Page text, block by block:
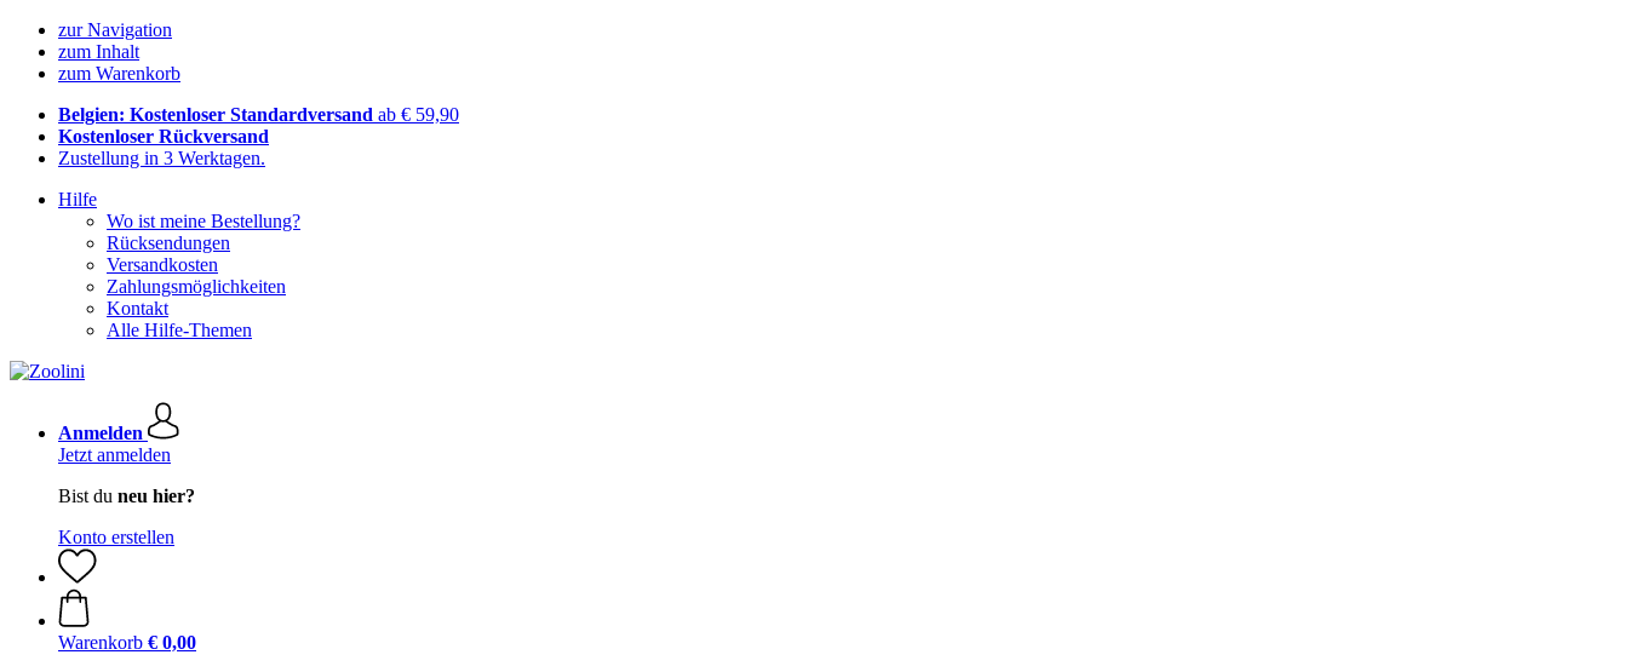
zur Navigation
zum Inhalt
zum Warenkorb
Belgien: Kostenloser Standardversand ab € 59,90
Kostenloser Rückversand
Zustellung in 3 Werktagen.
Hilfe
Wo ist meine Bestellung?
Rücksendungen
Versandkosten
Zahlungsmöglichkeiten
Kontakt
Alle Hilfe-Themen
Anmelden
Jetzt anmelden
Bist du neu hier?
Konto erstellen
Warenkorb € 0,00